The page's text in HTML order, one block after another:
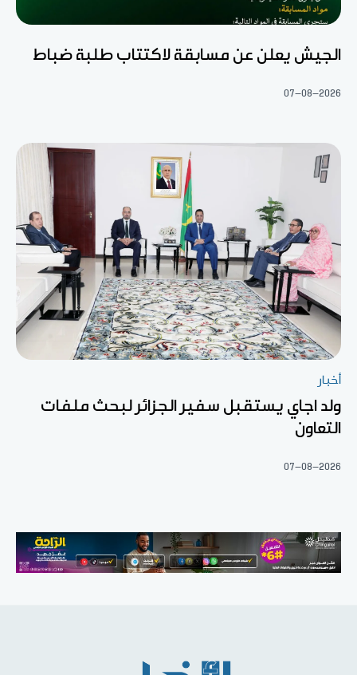
الجيش يعلن عن مسابقة لاكتتاب طلبة ضباط
07-08-2026
أخبار
ولد اجاي يستقبل سفير الجزائر لبحث ملفات
التعاون
07-08-2026